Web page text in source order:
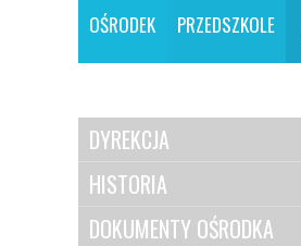
OŚRODEK PRZEDSZKOLE
DYREKCJA
HISTORIA
DOKUMENTY OŚRODKA